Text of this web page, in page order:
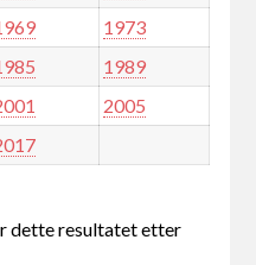
1973
1989
2005
dette resultatet etter